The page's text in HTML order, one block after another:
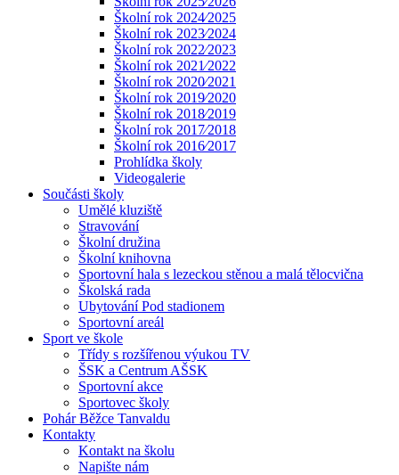
Školní rok 2024⁄2025
Školní rok 2023⁄2024
Školní rok 2022⁄2023
Školní rok 2021⁄2022
Školní rok 2020⁄2021
Školní rok 2019⁄2020
Školní rok 2018⁄2019
Školní rok 2017⁄2018
Školní rok 2016⁄2017
Prohlídka školy
Videogalerie
Součásti školy
Umělé kluziště
Stravování
Školní družina
Školní knihovna
Sportovní hala s lezeckou stěnou a malá tělocvična
Školská rada
Ubytování Pod stadionem
Sportovní areál
Sport ve škole
Třídy s rozšířenou výukou TV
ŠSK a Centrum AŠSK
Sportovní akce
Sportovec školy
Pohár Běžce Tanvaldu
Kontakty
Kontakt na školu
Napište nám